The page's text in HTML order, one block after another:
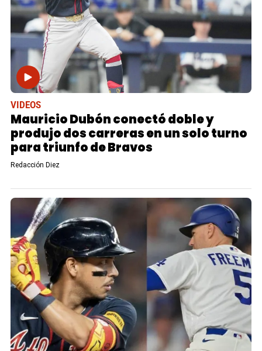
VIDEOS
Mauricio Dubón conectó doble y
produjo dos carreras en un solo turno
para triunfo de Bravos
Redacción Diez